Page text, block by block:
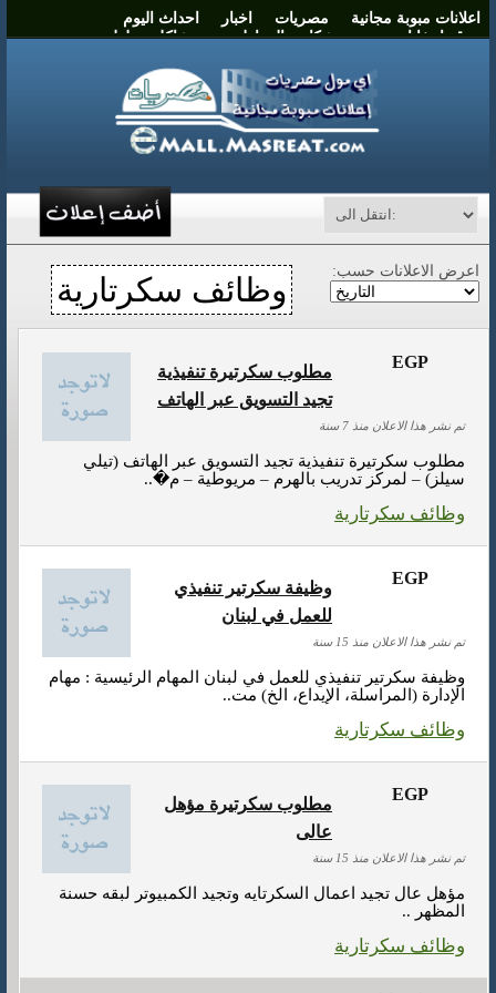
اعلانات مبوبة مجانية مصريات اخبار
احداث اليوم
موقع انتخابات مصر
شكاوي المواطنين
مشاكل وحلول
وظائف سكرتارية
اعرض الاعلانات حسب:
EGP
مطلوب سكرتيرة تنفيذية تجيد التسويق عبر الهاتف (تيلي
سيلز) – لمركز تدريب بالهرم – مريوطية – م�..
وظائف سكرتارية
مطلوب سكرتيرة تنفيذية
تجيد التسويق عبر الهاتف
تم نشر هذا الاعلان منذ 7 سنة
EGP
وظيفة سكرتير تنفيذي للعمل في لبنان المهام الرئيسية : مهام
الإدارة (المراسلة، الإيداع، الخ) مت..
وظائف سكرتارية
وظيفة سكرتير تنفيذي
للعمل في لبنان
تم نشر هذا الاعلان منذ 15 سنة
EGP
مؤهل عال تجيد اعمال السكرتايه وتجيد الكمبيوتر لبقه حسنة
المظهر ..
وظائف سكرتارية
مطلوب سكرتيرة مؤهل
عالى
تم نشر هذا الاعلان منذ 15 سنة